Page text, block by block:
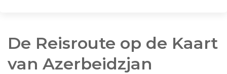
De Reisroute op de Kaart
van Azerbeidzjan